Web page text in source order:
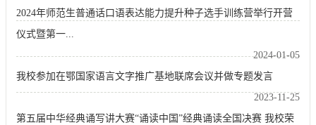
2024年师范生普通话口语表达能力提升种子选手训练营举行开营
仪式暨第一...
2024-01-05
我校参加在鄂国家语言文字推广基地联席会议并做专题发言
2023-11-25
第五届中华经典诵写讲大赛“诵读中国”经典诵读全国决赛 我校荣